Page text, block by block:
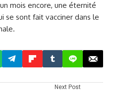
mois encore, une éternité
se sont fait vacciner dans le
Next Post